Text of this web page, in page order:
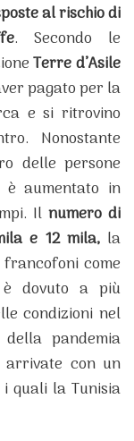
al rischio di
. Secondo le
Terre d’Asile
pagato per la
e si ritrovino
Nonostante
delle persone
aumentato in
Il numero di
e 12 mila,la
come
è dovuto a più
condizioni nel
della pandemia
arrivate con un
quali la Tunisia